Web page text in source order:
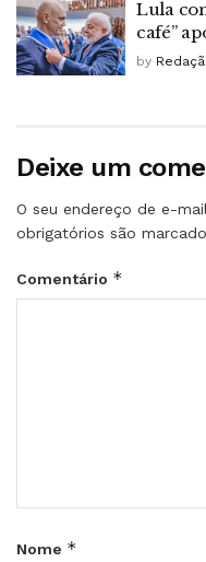
Lula
café”
by
Deixe um
O seu endereço de e-
obrigatórios são
Comentário *
Nome *